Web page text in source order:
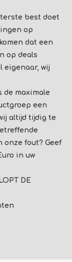
best doet
op
dat een
op deals
eigenaar, wij
de maximale
een
altijd tijdig te
onze fout? Geef
in uw
DE